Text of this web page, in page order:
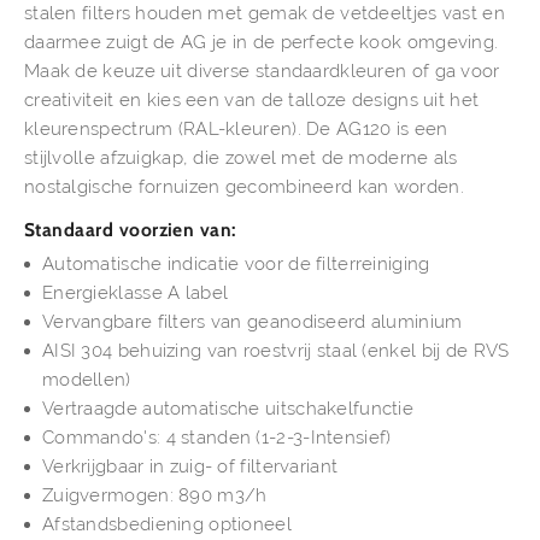
stalen filters houden met gemak de vetdeeltjes vast en
daarmee zuigt de AG je in de perfecte kook omgeving.
Maak de keuze uit diverse standaardkleuren of ga voor
creativiteit en kies een van de talloze designs uit het
kleurenspectrum (RAL-kleuren). De AG120 is een
stijlvolle afzuigkap, die zowel met de moderne als
nostalgische fornuizen gecombineerd kan worden.
Standaard voorzien van:
Automatische indicatie voor de filterreiniging
Energieklasse A label
Vervangbare filters van geanodiseerd aluminium
AISI 304 behuizing van roestvrij staal (enkel bij de RVS
modellen)
Vertraagde automatische uitschakelfunctie
Commando's: 4 standen (1-2-3-Intensief)
Verkrijgbaar in zuig- of filtervariant
Zuigvermogen: 890 m3/h
Afstandsbediening optioneel